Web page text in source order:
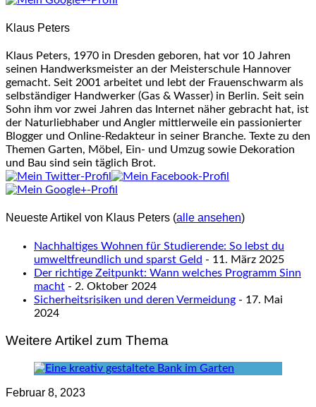
below.
Klaus Peters
Klaus Peters, 1970 in Dresden geboren, hat vor 10 Jahren
seinen Handwerksmeister an der Meisterschule Hannover
gemacht. Seit 2001 arbeitet und lebt der Frauenschwarm als
selbständiger Handwerker (Gas & Wasser) in Berlin. Seit sein
Sohn ihm vor zwei Jahren das Internet näher gebracht hat, ist
der Naturliebhaber und Angler mittlerweile ein passionierter
Blogger und Online-Redakteur in seiner Branche. Texte zu den
Themen Garten, Möbel, Ein- und Umzug sowie Dekoration
und Bau sind sein täglich Brot.
Neueste Artikel von Klaus Peters (alle ansehen)
Nachhaltiges Wohnen für Studierende: So lebst du
umweltfreundlich und sparst Geld - 11. März 2025
Der richtige Zeitpunkt: Wann welches Programm Sinn
macht - 2. Oktober 2024
Sicherheitsrisiken und deren Vermeidung - 17. Mai
2024
Weitere Artikel zum Thema
Februar 8, 2023